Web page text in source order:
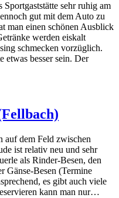
sehr ruhig am
gut mit dem Auto zu
man einen schönen Ausblick
werden eiskalt
schmecken vorzüglich.
besser sein. Der
auf dem Feld zwischen
ist relativ neu und sehr
als Rinder-Besen, den
Gänse-Besen (Termine
es gibt auch viele
kann man nur…